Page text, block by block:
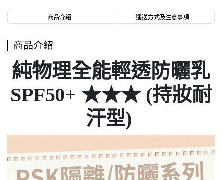
商品介紹 運送方式及注意事項
商品介紹
純物理全能輕透防曬乳
SPF50+ ★★★ (持妝耐
汗型)